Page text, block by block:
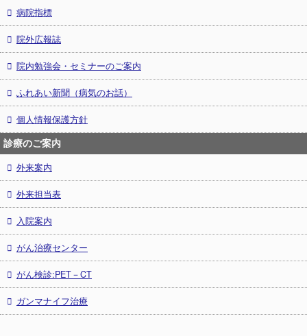
病院指標
院外広報誌
院内勉強会・セミナーのご案内
ふれあい新聞（病気のお話）
個人情報保護方針
診療のご案内
外来案内
外来担当表
入院案内
がん治療センター
がん検診:PET－CT
ガンマナイフ治療